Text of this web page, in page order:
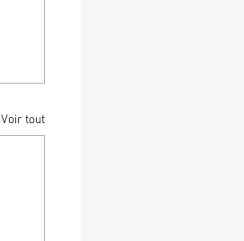
Voir tout